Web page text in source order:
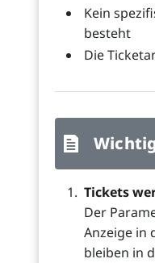
Kein
besteht
Die
Tickets
Der
Anzeige in
bleiben in